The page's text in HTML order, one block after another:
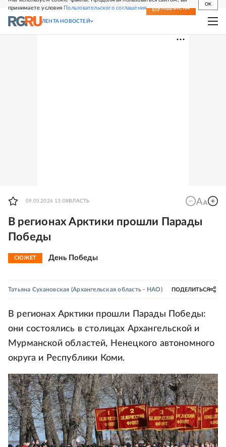
принимаете условия Пользовательского соглашения
OK
СВЕЖИЙ НОМЕР ПОДПИСКА
ЛЕНТА НОВОСТЕЙ
09.05.2026 13:08 ВЛАСТЬ
В регионах Арктики прошли Парады
Победы
СЮЖЕТ День Победы
Татьяна Сухановская (Архангельская область - НАО) ПОДЕЛИТЬСЯ
В регионах Арктики прошли Парады Победы:
они состоялись в столицах Архангельской и
Мурманской областей, Ненецкого автономного
округа и Республики Коми.